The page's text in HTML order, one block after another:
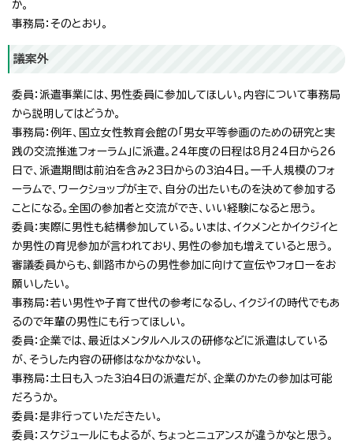
か。
事務局：そのとおり。
議案外
委員：派遣事業には、男性委員に参加してほしい。内容について事務局
から説明してはどうか。
事務局：例年、国立女性教育会館の「男女平等参画のための研究と実
践の交流推進フォーラム」に派遣。24年度の日程は8月24日から26
日で、派遣期間は前泊を含み23日からの3泊4日。一千人規模のフォ
ーラムで、ワークショップが主で、自分の出たいものを決めて参加する
ことになる。全国の参加者と交流ができ、いい経験になると思う。
委員：実際に男性も結構参加している。いまは、イクメンとかイクジイと
か男性の育児参加が言われており、男性の参加も増えていると思う。
審議委員からも、釧路市からの男性参加に向けて宣伝やフォローをお
願いしたい。
事務局：若い男性や子育て世代の参考になるし、イクジイの時代でもあ
るので年輩の男性にも行ってほしい。
委員：企業では、最近はメンタルヘルスの研修などに派遣はしている
が、そうした内容の研修はなかなかない。
事務局：土日も入った3泊4日の派遣だが、企業のかたの参加は可能
だろうか。
委員：是非行っていただきたい。
委員：スケジュールにもよるが、ちょっとニュアンスが違うかなと思う。